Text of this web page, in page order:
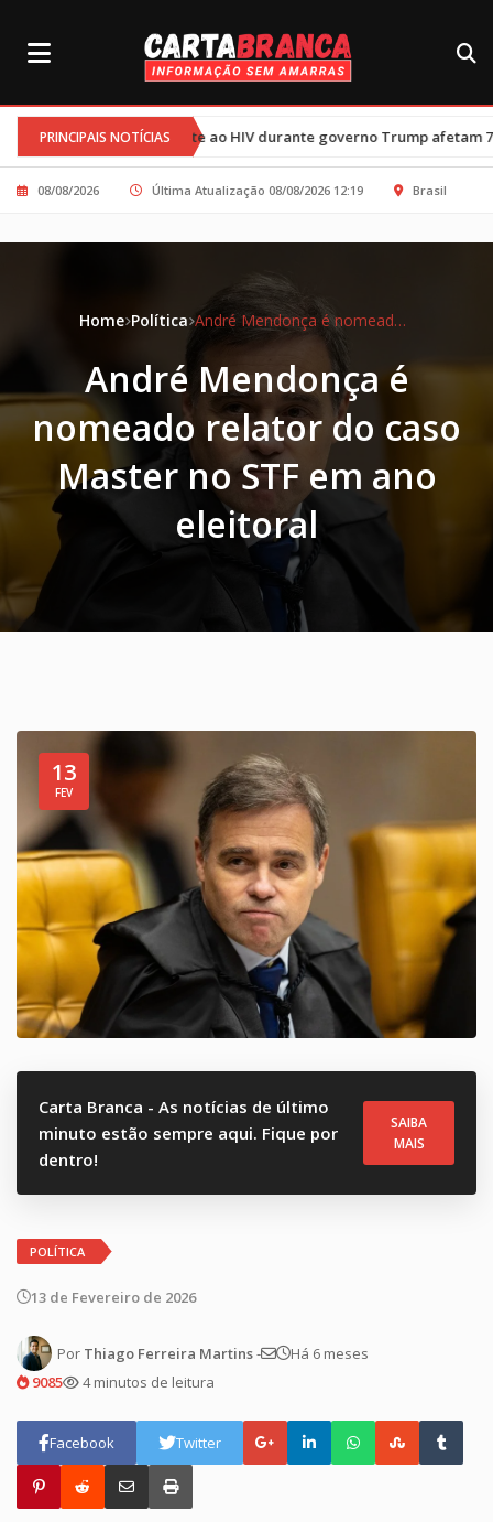
PRINCIPAIS NOTÍCIAS
ao HIV durante governo Trump afetam 77 mil crianças•
08/08/2026 Última Atualização 08/08/2026 12:19 Brasil
Home Política André Mendonça é nomeado relator do caso Master no STF em ano eleitoral
André Mendonça é
nomeado relator do caso
Master no STF em ano
eleitoral
13
FEV
Carta Branca - As notícias de último
minuto estão sempre aqui. Fique por
dentro!
SAIBA
MAIS
POLÍTICA
13 de Fevereiro de 2026
Por Thiago Ferreira Martins-
Há 6 meses
9085
4 minutos de leitura
Facebook Twitter